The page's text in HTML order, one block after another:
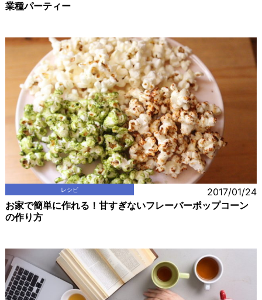
業種パーティー
レシピ 2017/01/24
お家で簡単に作れる！甘すぎないフレーバーポップコーン
の作り方